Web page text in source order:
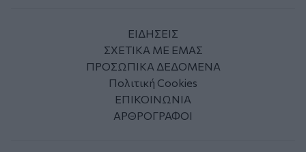
ΕΙΔΗΣΕΙΣ
ΣΧΕΤΙΚΑ ΜΕ ΕΜΑΣ
ΠΡΟΣΩΠΙΚΑ ΔΕΔΟΜΕΝΑ
Πολιτική Cookies
ΕΠΙΚΟΙΝΩΝΙΑ
ΑΡΘΡΟΓΡΑΦΟΙ